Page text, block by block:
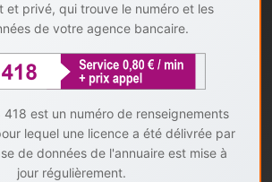
et privé, qui trouve le numéro et les
de votre agence bancaire.
418 est un numéro de renseignements
lequel une licence a été délivrée par
de données de l'annuaire est mise à
jour régulièrement.